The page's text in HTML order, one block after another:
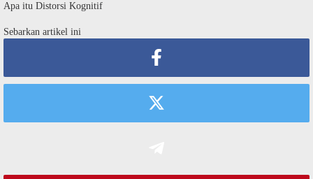
Apa itu Distorsi Kognitif
Sebarkan artikel ini